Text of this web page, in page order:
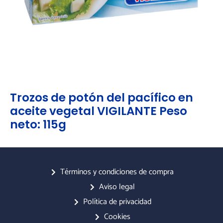
Trozos de potón del pacífico en
aceite vegetal VIGILANTE Peso
neto: 115g
Términos y condiciones de compra
Aviso legal
Política de privacidad
Cookies